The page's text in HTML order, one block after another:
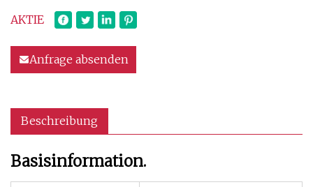
AKTIE
Anfrage absenden
Beschreibung
Basisinformation.